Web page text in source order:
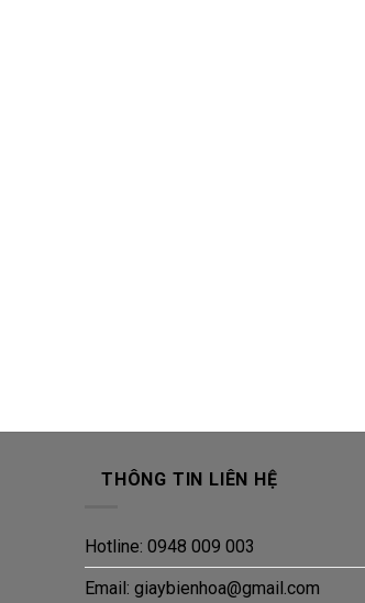
THÔNG TIN LIÊN HỆ
Hotline: 0948 009 003
Email: giaybienhoa@gmail.com